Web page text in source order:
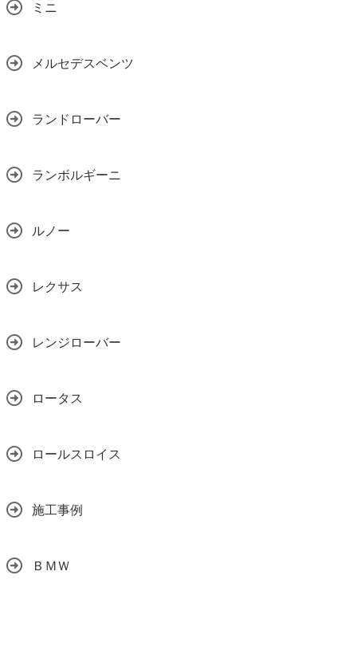
ミニ
メルセデスベンツ
ランドローバー
ランボルギーニ
ルノー
レクサス
レンジローバー
ロータス
ロールスロイス
施工事例
ＢＭＷ